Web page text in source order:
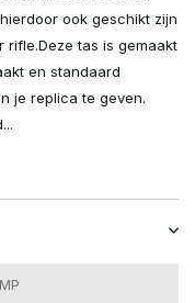
ook geschikt zijn
tas is gemaakt
en standaard
je replica te geven.